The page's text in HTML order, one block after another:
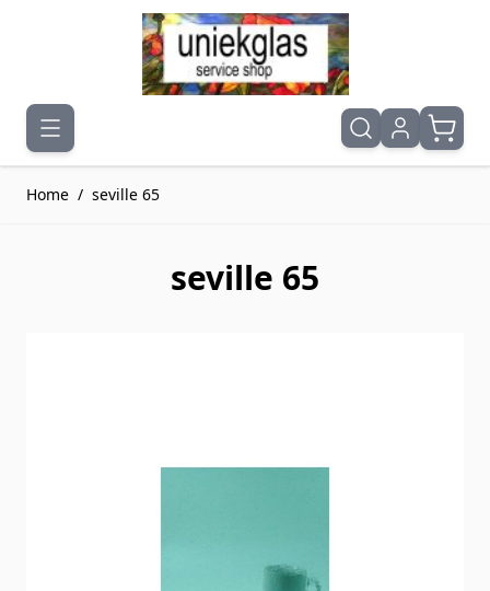
Ga naar de inhoud
Home / seville 65
seville 65